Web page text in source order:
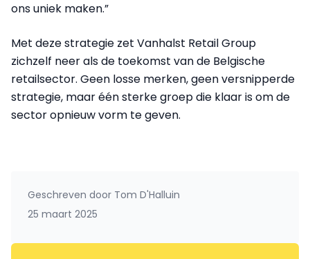
ons uniek maken.”
Met deze strategie zet Vanhalst Retail Group
zichzelf neer als de toekomst van de Belgische
retailsector. Geen losse merken, geen versnipperde
strategie, maar één sterke groep die klaar is om de
sector opnieuw vorm te geven.
Geschreven door Tom D'Halluin
25 maart 2025